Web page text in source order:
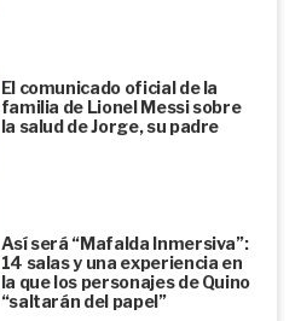
El comunicado oficial de la
familia de Lionel Messi sobre
la salud de Jorge, su padre
Así será “Mafalda Inmersiva”:
14 salas y una experiencia en
la que los personajes de Quino
“saltarán del papel”